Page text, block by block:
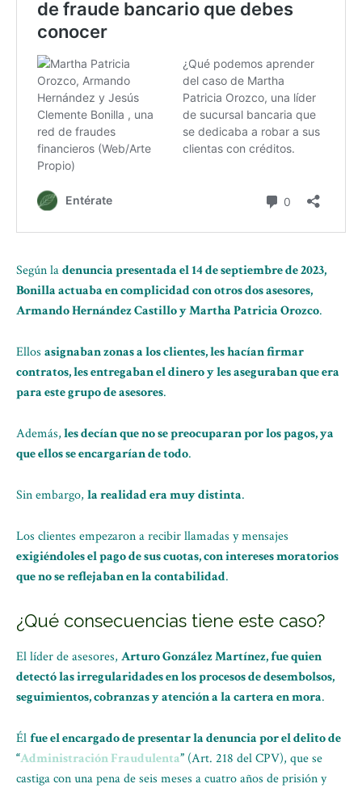
Según ladenuncia presentada el 14 de septiembre de 2023,
Bonilla actuaba en complicidad con otros dos asesores,
Armando Hernández Castillo y Martha Patricia Orozco.
Ellos asignaban zonas a los clientes, les hacían firmar
contratos, les entregaban el dinero y les aseguraban que era
para este grupo de asesores.
Además,les decían que no se preocuparan por los pagos, ya
que ellos se encargarían de todo.
Sin embargo, la realidad era muy distinta.
Los clientes empezaron a recibir llamadas y mensajes
exigiéndoles el pago de sus cuotas, con intereses moratorios
que no se reflejaban en la contabilidad.
¿Qué consecuencias tiene este caso?
El líder de asesores, Arturo González Martínez, fue quien
detectó las irregularidades en los procesos de desembolsos,
seguimientos, cobranzas y atención a la cartera en mora.
Élfue el encargado de presentar la denuncia por el delito de
“Administración Fraudulenta” (Art. 218 del CPV), que se
castiga con una pena de seis meses a cuatro años de prisión y